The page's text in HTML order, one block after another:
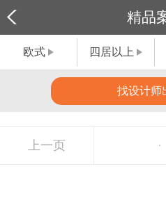
精品
欧式 四居以上
找设计师
上一页